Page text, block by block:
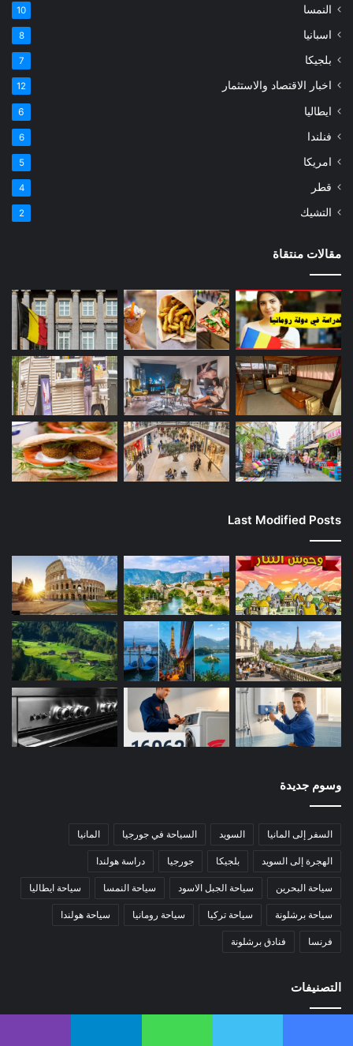
النمسا 10
اسبانيا 8
بلجيكا 7
اخبار الاقتصاد والاستثمار 12
ايطاليا 6
فنلندا 6
امريكا 5
قطر 4
التشيك 2
مقالات منتقاة
Last Modified Posts
وسوم جديدة
السفر إلى المانيا السويد السياحة في جورجيا المانيا
الهجرة إلى السويد بلجيكا جورجيا دراسة هولندا
سياحة البحرين سياحة الجبل الاسود سياحة النمسا سياحة ايطاليا
سياحة برشلونة سياحة تركيا سياحة رومانيا سياحة هولندا
فرنسا فنادق برشلونة
التصنيفات